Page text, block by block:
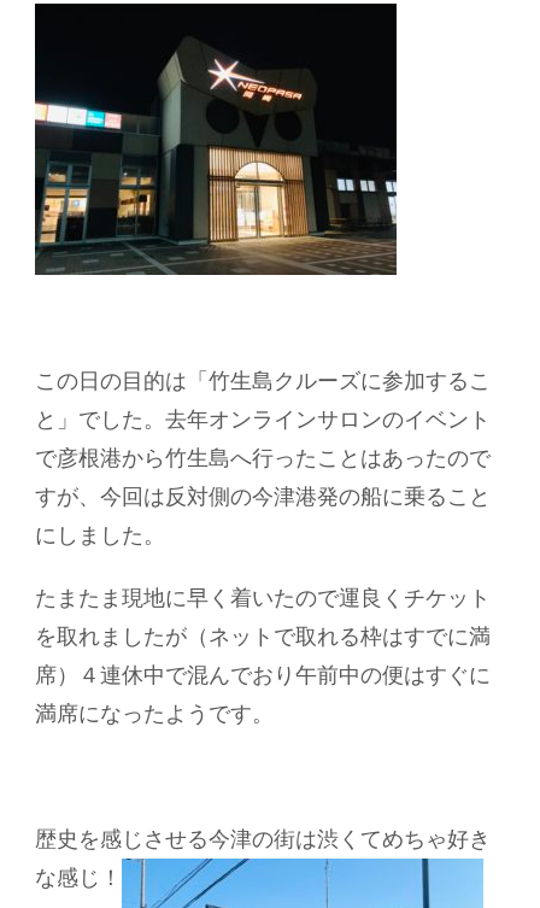
この日の目的は「竹生島クルーズに参加するこ
と」でした。去年オンラインサロンのイベント
で彦根港から竹生島へ行ったことはあったので
すが、今回は反対側の今津港発の船に乗ること
にしました。
たまたま現地に早く着いたので運良くチケット
を取れましたが（ネットで取れる枠はすでに満
席）４連休中で混んでおり午前中の便はすぐに
満席になったようです。
歴史を感じさせる今津の街は渋くてめちゃ好き
な感じ！